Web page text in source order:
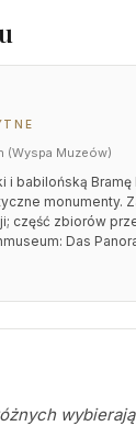
(Wyspa Muzeów)
i babilońską
monumenty.
część zbiorów
Das